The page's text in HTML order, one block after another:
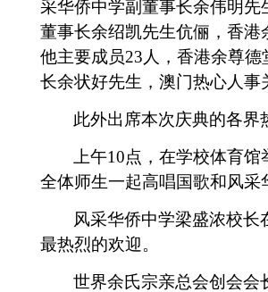
采华侨中学副董事长余伟明
董事长余绍凯先生伉俪，香
他主要成员23 人，香港余尊
长余状好先生，澳门热心人事
此外出席本次庆典的各
上午10点，在学校体育馆
全体师生一起高唱国歌和风
风采华侨中学梁盛浓校
最热烈的欢迎。
世界余氏宗亲总会创会会